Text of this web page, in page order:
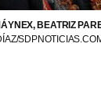
BEATRIZ